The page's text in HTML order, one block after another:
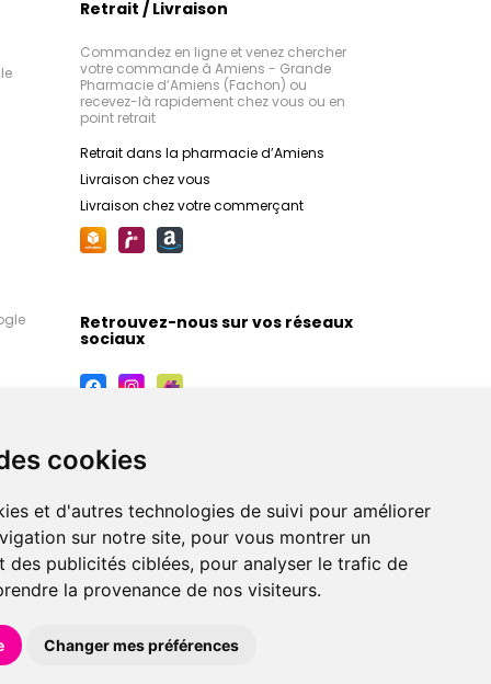
cookies
et d'autres technologies de suivi pour améliorer
sur notre site, pour vous montrer un
des publicités ciblées, pour analyser le trafic de
la provenance de nos visiteurs.
Changer mes préférences
Retrait / Livraison
Commandez en ligne et venez chercher
votre commande à Amiens - Grande
Pharmacie d’Amiens (Fachon) ou
recevez-là rapidement chez vous ou en
point retrait
Retrait dans la pharmacie d’Amiens
Livraison chez vous
Livraison chez votre commerçant
Retrouvez-nous sur vos réseaux
sociaux
orthopédiques, homéopathiques,
en pharmacie, parapharmacie, diététique et